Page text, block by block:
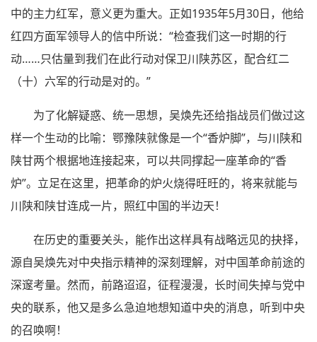
中的主力红军，意义更为重大。正如1935年5月30日，他给
红四方面军领导人的信中所说：“检查我们这一时期的行
动……只估量到我们在此行动对保卫川陕苏区，配合红二
（十）六军的行动是对的。”
为了化解疑惑、统一思想，吴焕先还给指战员们做过这
样一个生动的比喻：鄂豫陕就像是一个“香炉脚”，与川陕和
陕甘两个根据地连接起来，可以共同撑起一座革命的“香
炉”。立足在这里，把革命的炉火烧得旺旺的，将来就能与
川陕和陕甘连成一片，照红中国的半边天！
在历史的重要关头，能作出这样具有战略远见的抉择，
源自吴焕先对中央指示精神的深刻理解，对中国革命前途的
深邃考量。然而，前路迢迢，征程漫漫，长时间失掉与党中
央的联系，他又是多么急迫地想知道中央的消息，听到中央
的召唤啊！